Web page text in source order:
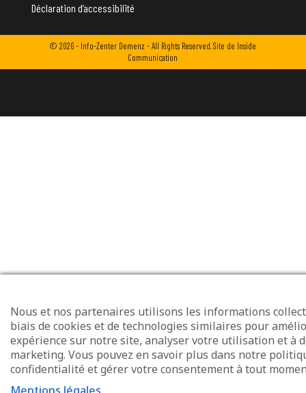
Déclaration d’accessibilité
© 2026 - Info-Zenter Demenz - All Rights Reserved. Site de Inside
Communication
Nous et nos partenaires utilisons les informations
biais de cookies et de technologies similaires pour
expérience sur notre site, analyser votre utilisation et à
marketing. Vous pouvez en savoir plus dans notre
confidentialité et gérer votre consentement à tout